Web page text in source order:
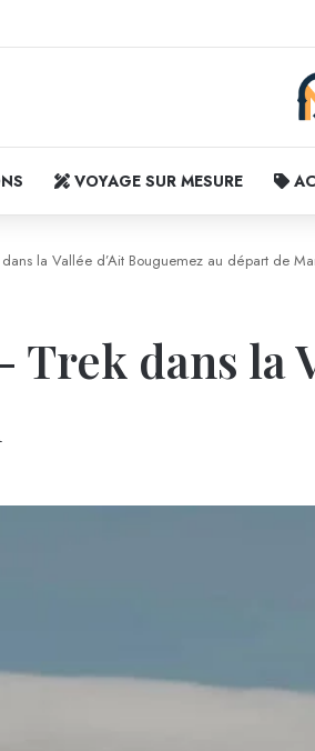
VOYAGE SUR MESURE
la Vallée d’Ait Bouguemez au départ de
Trek dans la